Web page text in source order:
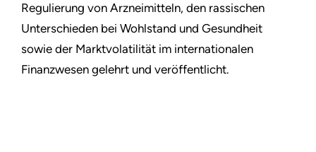
Regulierung von Arzneimitteln, den rassischen
Unterschieden bei Wohlstand und Gesundheit
sowie der Marktvolatilität im internationalen
Finanzwesen gelehrt und veröffentlicht.